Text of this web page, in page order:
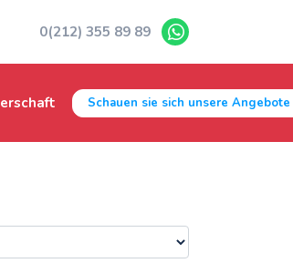
0(212) 355 89 89
Schauen sie sich unsere Angebote